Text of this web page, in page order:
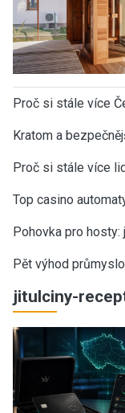
Proč si stále více
Kratom a
Proč si stále více
Top casino
Pohovka pro
Pět výhod
jitulciny-